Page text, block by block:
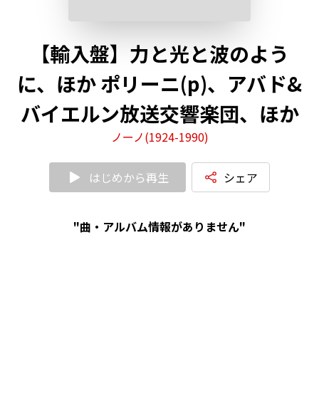
【輸入盤】力と光と波のよう
に、ほか ポリーニ(p)、アバド&
バイエルン放送交響楽団、ほか
ノーノ(1924-1990)
はじめから再生 シェア
"曲・アルバム情報がありません"